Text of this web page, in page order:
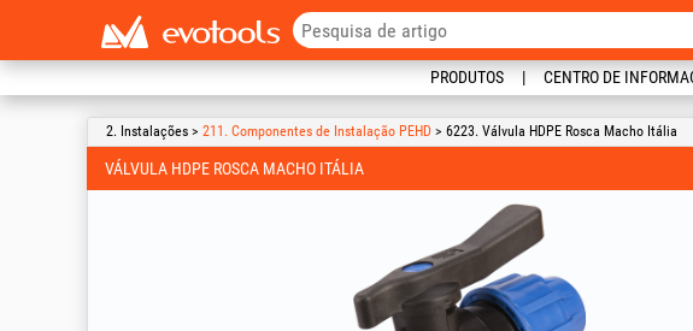
PRODUTOS CENTRO DE
2. Instalações > 211. Componentes de Instalação PEHD > 6223. Válvula HDPE Rosca Macho Itália
VÁLVULA HDPE ROSCA MACHO ITÁLIA